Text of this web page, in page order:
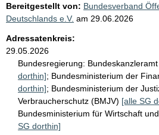
Bereitgestellt von: Bundesverband
Deutschlands e.V. am 29.06.2026
Adressatenkreis:
29.05.2026
Bundesregierung:
dorthin]; Bundesministerium der
dorthin]; Bundesministerium der
Verbraucherschutz (BMJV) [alle SG
Bundesministerium für Wirtschaft
SG dorthin]